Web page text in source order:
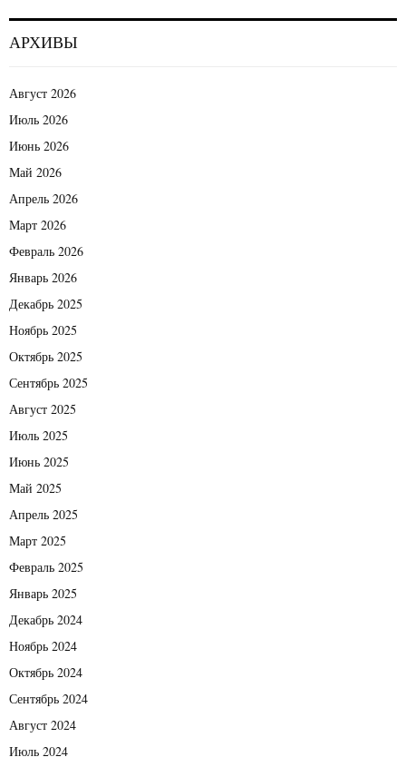
АРХИВЫ
Август 2026
Июль 2026
Июнь 2026
Май 2026
Апрель 2026
Март 2026
Февраль 2026
Январь 2026
Декабрь 2025
Ноябрь 2025
Октябрь 2025
Сентябрь 2025
Август 2025
Июль 2025
Июнь 2025
Май 2025
Апрель 2025
Март 2025
Февраль 2025
Январь 2025
Декабрь 2024
Ноябрь 2024
Октябрь 2024
Сентябрь 2024
Август 2024
Июль 2024